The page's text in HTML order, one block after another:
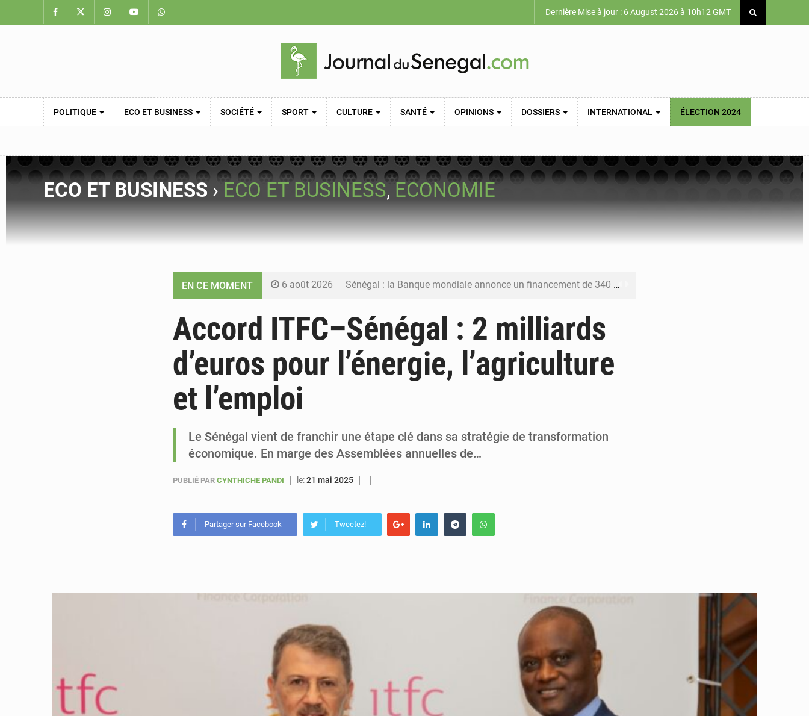
Dernière Mise à jour : 6 August 2026 à 10h12 GMT
POLITIQUE ECO ET BUSINESS SOCIÉTÉ SPORT CULTURE SANTÉ OPINIONS DOSSIERS INTERNATIONAL ÉLECTION 2024
ECO ET BUSINESS › ECO ET BUSINESS, ECONOMIE
EN CE MOMENT 6 août 2026 Sénégal : la Banque mondiale annonce un financement de 340 milliards FCFA pour soutenir les priorités de la Vision Sénégal 2050
5 août 2026 Sénégal : les subventions à l’énergie bondissent à 729 milliards FCFA pour contenir les prix des carburants et de l’électricité
5 août 2026 Sénégal : le niveau du fleuve Sénégal poursuit sa montée à Podor, les autorités appellent à la vigilance
5 août 2026
Accord ITFC–Sénégal : 2 milliards
d’euros pour l’énergie, l’agriculture
et l’emploi
Le Sénégal vient de franchir une étape clé dans sa stratégie de transformation
économique. En marge des Assemblées annuelles de…
PUBLIÉ PAR CYNTHICHE PANDI le:21 mai 2025
Partager sur Facebook Tweetez!